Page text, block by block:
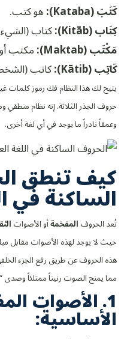
كَتَبَ (Kataba):
هو كتب.
كِتَاب (Kitāb):
كتاب (الشيء
مَكْتَب (Maktab):
مكتب أو
كَاتِب (Kātib):
كاتب
يتيح لك هذا النظام فك رموز كلمات
حروف الجذر الثلاثة. إنه نظام منطقي
وعمقاً نادراً ما يوجد في أي لغة أخرى.
كيف تنطق
الساكنة في
تُعد الحروفالمفخمةأو الأصوات
حيث لا يوجد لهذه الأصوات مقابل
هذه الحروف عن طريق رفع الجزء
مما يمنح الصوت رنيناً ممتلئاً وصدى
1. الأصوات
الأساسية: